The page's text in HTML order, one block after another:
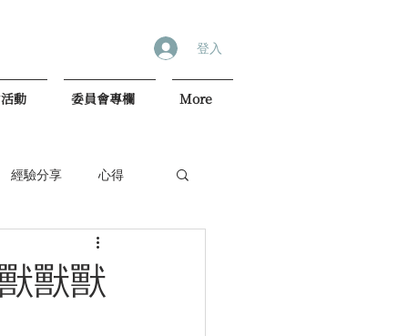
登入
動 委員會專欄 More
經驗分享 心得
獸獸